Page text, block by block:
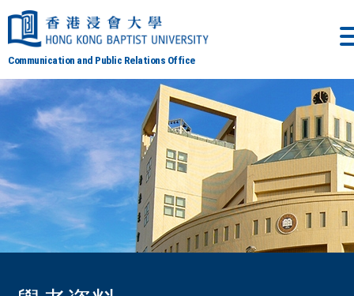
Communication and Public Relations Office